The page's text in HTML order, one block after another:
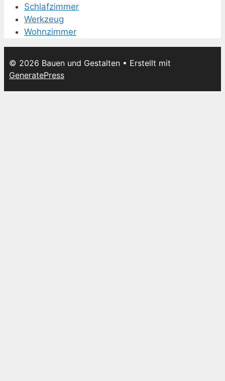
Schlafzimmer
Werkzeug
Wohnzimmer
© 2026 Bauen und Gestalten • Erstellt mit
GeneratePress